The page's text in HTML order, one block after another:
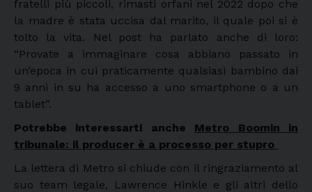
fratelli più piccoli, rimasti orfani nel 2022 dopo che
la madre è stata uccisa dal marito, il quale poi si è
tolto la vita. Nel post ha parlato anche di loro:
“Provate a immaginare cosa abbiano passato in
un’epoca in cui praticamente qualsiasi bambino dai
9 anni in su ha accesso a uno smartphone o a un
tablet”.
Potrebbe interessarti anche Metro Boomin in
tribunale: il producer è a processo per stupro
La lettera di Metro si chiude con il ringraziamento al
suo team legale, Lawrence Hinkle e gli altri dello